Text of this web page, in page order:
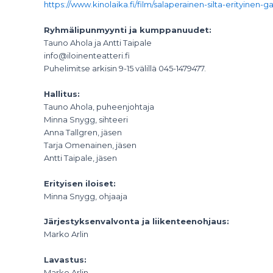
https://www.kinolaika.fi/film/salaperainen-silta-erityinen-
Ryhmälipunmyynti ja kumppanuudet:
Tauno Ahola ja Antti Taipale
info@iloinenteatteri.fi
Puhelimitse arkisin 9-15 välillä 045-1479477.
Hallitus:
Tauno Ahola, puheenjohtaja
Minna Snygg, sihteeri
Anna Tallgren, jäsen
Tarja Omenainen, jäsen
Antti Taipale, jäsen
Erityisen iloiset:
Minna Snygg, ohjaaja
Järjestyksenvalvonta ja liikenteenohjaus:
Marko Arlin
Lavastus: